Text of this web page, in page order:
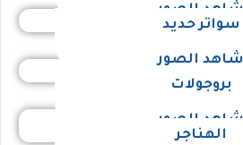
شاهد الصور
سواتر حديد
شاهد الصور
بروجولات
شاهد الصور
الهناجر